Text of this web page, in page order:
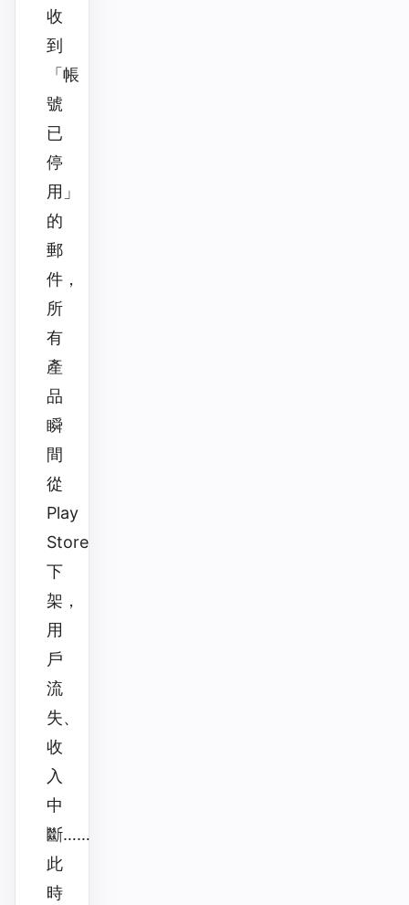
收
到
「帳
號
已
停
用」
的
郵
件，
所
有
產
品
瞬
間
從
Play
Store
下
架，
用
戶
流
失、
收
入
中
斷……
此
時